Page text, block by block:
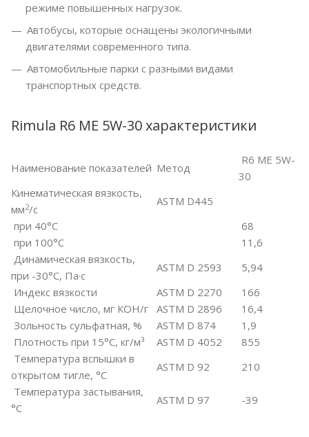
режиме повышенных нагрузок.
Автобусы, которые оснащены экологичными
двигателями современного типа.
Автомобильные парки с разными видами
транспортных средств.
Rimula R6 МЕ 5W-30 характеристики
Наименование показателей Метод
R6 ME 5W-
30
Кинематическая вязкость,
мм2/с
ASTM D445
при 40°C
68
при 100°C
11,6
Динамическая вязкость,
при -30°С, Па·с
ASTM D 2593
5,94
Индекс вязкости
ASTM D 2270
166
Щелочное число, мг КОН/г ASTM D 2896
16,4
Зольность сульфатная, %
ASTM D 874
1,9
Плотность при 15°C, кг/м³
ASTM D 4052
855
Температура вспышки в
открытом тигле, °C
ASTM D 92
210
Температура застывания,
°C
ASTM D 97 -39